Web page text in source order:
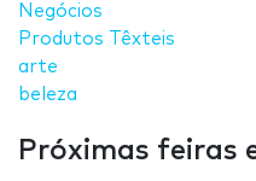
Negócios
Produtos Têxteis
arte
beleza
Próximas feiras